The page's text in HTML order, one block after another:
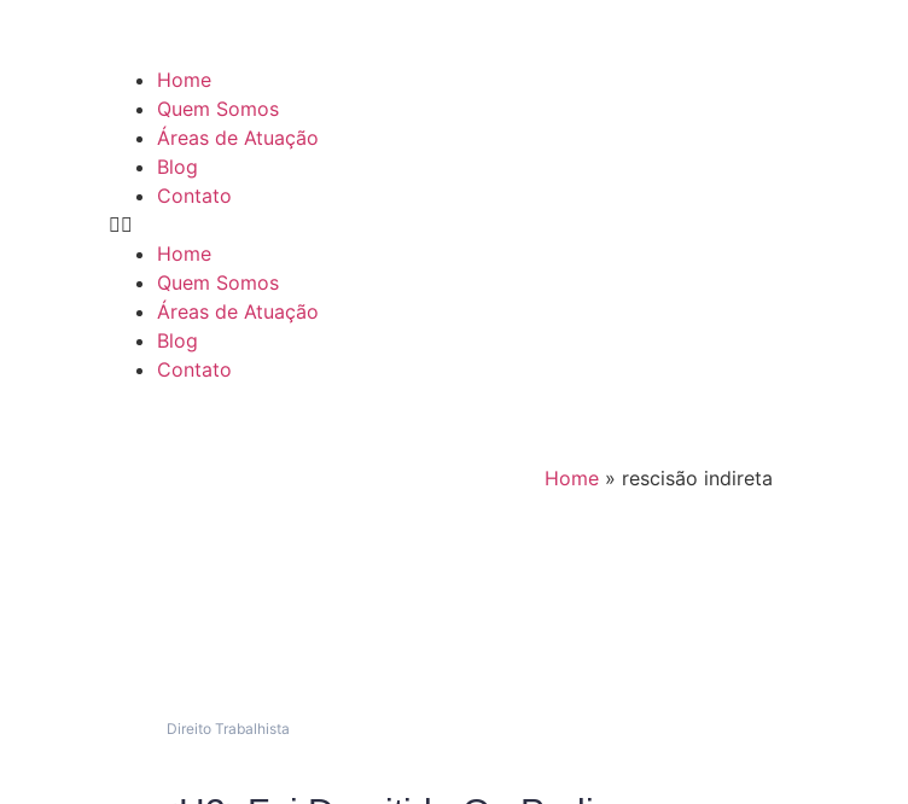
Home
Quem Somos
Áreas de Atuação
Blog
Contato
Home
Quem Somos
Áreas de Atuação
Blog
Contato
Home » rescisão indireta
Direito Trabalhista